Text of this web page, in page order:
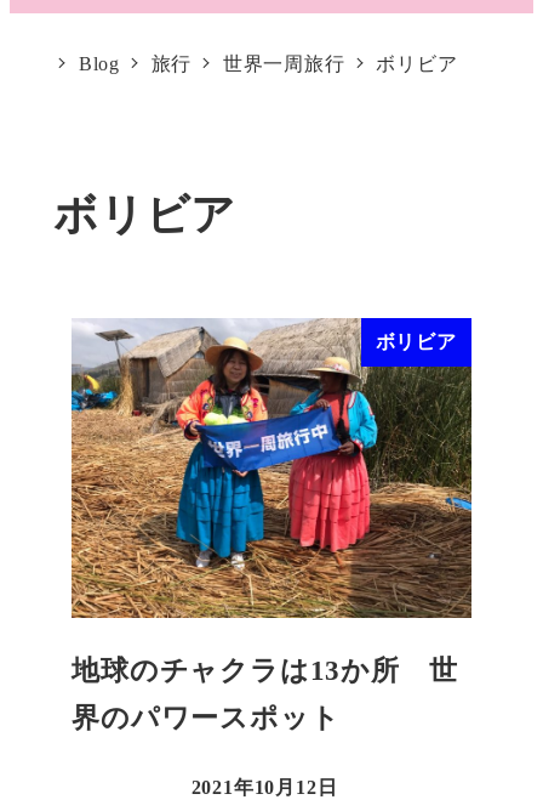
Blog 旅行 世界一周旅行 ボリビア
ボリビア
ボリビア
地球のチャクラは13か所 世
界のパワースポット
2021年10月12日